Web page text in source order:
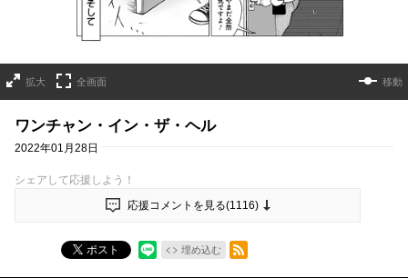
拡大 全画面 移動
ワンチャン・イン・ザ・ヘル
2022年01月28日
シェアして応援しよう！
応援コメントを見る(1116)
ポスト 埋め込む
RSSフィード